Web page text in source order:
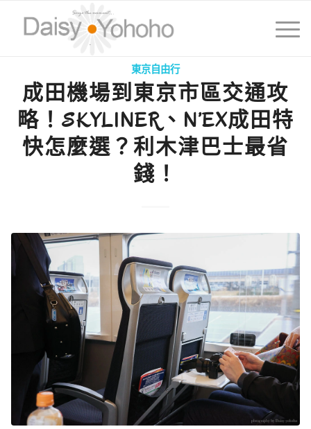
東京自由行
成田機場到東京市區交通攻
略！SKYLINER、N’EX成田特
快怎麼選？利木津巴士最省
錢！